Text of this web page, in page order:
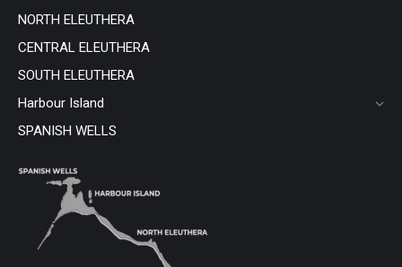
NORTH ELEUTHERA
CENTRAL ELEUTHERA
SOUTH ELEUTHERA
Harbour Island
SPANISH WELLS